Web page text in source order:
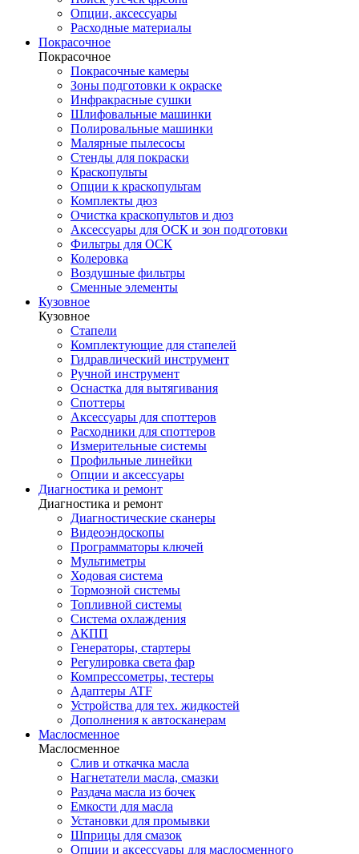
Опции, аксессуары
Расходные материалы
Покрасочное
Покрасочное
Покрасочные камеры
Зоны подготовки к окраске
Инфракрасные сушки
Шлифовальные машинки
Полировальные машинки
Малярные пылесосы
Стенды для покраски
Краскопульты
Опции к краскопультам
Комплекты дюз
Очистка краскопультов и дюз
Аксессуары для ОСК и зон подготовки
Фильтры для ОСК
Колеровка
Воздушные фильтры
Сменные элементы
Кузовное
Кузовное
Стапели
Комплектующие для стапелей
Гидравлический инструмент
Ручной инструмент
Оснастка для вытягивания
Споттеры
Аксессуары для споттеров
Расходники для споттеров
Измерительные системы
Профильные линейки
Опции и аксессуары
Диагностика и ремонт
Диагностика и ремонт
Диагностические сканеры
Видеоэндоскопы
Программаторы ключей
Мультиметры
Ходовая система
Тормозной системы
Топливной системы
Система охлаждения
АКПП
Генераторы, стартеры
Регулировка света фар
Компрессометры, тестеры
Адаптеры ATF
Устройства для тех. жидкостей
Дополнения к автосканерам
Маслосменное
Маслосменное
Слив и откачка масла
Нагнетатели масла, смазки
Раздача масла из бочек
Емкости для масла
Установки для промывки
Шприцы для смазок
Опции и аксессуары для маслосменного